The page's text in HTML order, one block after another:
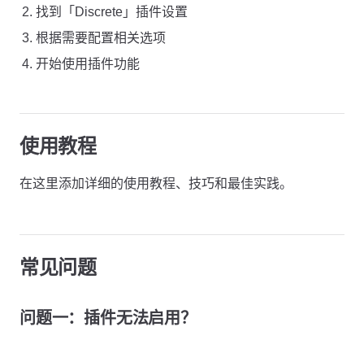
找到「Discrete」插件设置
根据需要配置相关选项
开始使用插件功能
使用教程
在这里添加详细的使用教程、技巧和最佳实践。
常见问题
问题一：插件无法启用？